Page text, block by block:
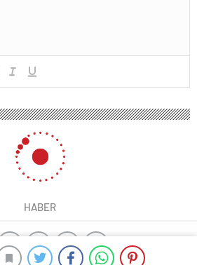
HABER